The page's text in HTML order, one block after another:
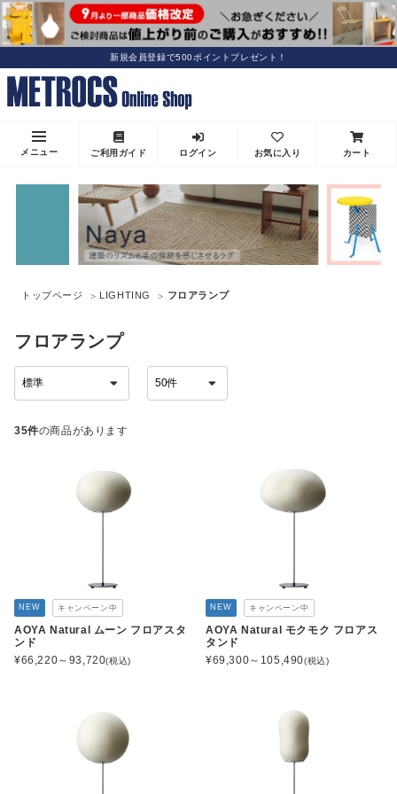
新規会員登録で500ポイントプレゼント！
メニュー ご利用ガイド ログイン お気に入り カート
トップページ LIGHTING フロアランプ
フロアランプ
35件の商品があります
NEW キャンペーン中
AOYA Natural ムーン フロアスタ
ンド
¥66,220～93,720(税込)
NEW キャンペーン中
AOYA Natural モクモク フロアス
タンド
¥69,300～105,490(税込)